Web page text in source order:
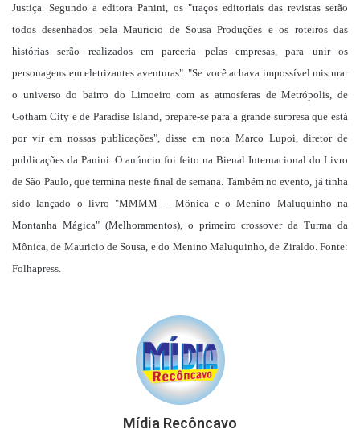
Justiça. Segundo a editora Panini, os "traços editoriais das revistas serão
todos desenhados pela Mauricio de Sousa Produções e os roteiros das
histórias serão realizados em parceria pelas empresas, para unir os
personagens em eletrizantes aventuras". "Se você achava impossível misturar
o universo do bairro do Limoeiro com as atmosferas de Metrópolis, de
Gotham City e de Paradise Island, prepare-se para a grande surpresa que está
por vir em nossas publicações", disse em nota Marco Lupoi, diretor de
publicações da Panini. O anúncio foi feito na Bienal Internacional do Livro
de São Paulo, que termina neste final de semana. Também no evento, já tinha
sido lançado o livro "MMMM – Mônica e o Menino Maluquinho na
Montanha Mágica" (Melhoramentos), o primeiro crossover da Turma da
Mônica, de Mauricio de Sousa, e do Menino Maluquinho, de Ziraldo. Fonte:
Folhapress.
Mídia Recôncavo